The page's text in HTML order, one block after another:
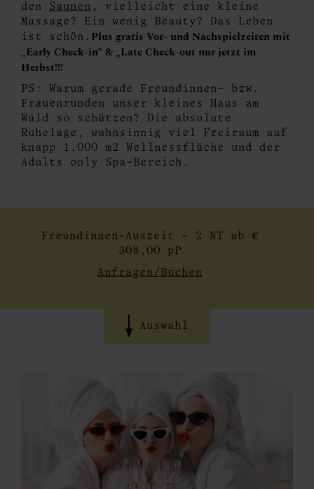
den Saunen , vielleicht eine kleine
Massage? Ein wenig Beauty? Das Leben
ist schön. Plus gratis Vor- und Nachspielzeiten mit
„Early Check-in“ & „Late Check-out nur jetzt im
Herbst!!!
PS: Warum gerade Freundinnen- bzw.
Frauenrunden unser kleines Haus am
Wald so schätzen? Die absolute
Ruhelage, wahnsinnig viel Freiraum auf
knapp 1.000 m2 Wellnessfläche und der
Adults only Spa-Bereich.
Freundinnen-Auszeit - 2 NT ab €
308,00 pP
Anfragen/Buchen
Auswahl